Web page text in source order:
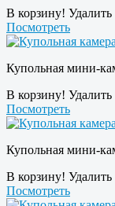
В корзину! Удалить
Посмотреть
Купольная мини-
В корзину! Удалить
Посмотреть
Купольная мини-
В корзину! Удалить
Посмотреть